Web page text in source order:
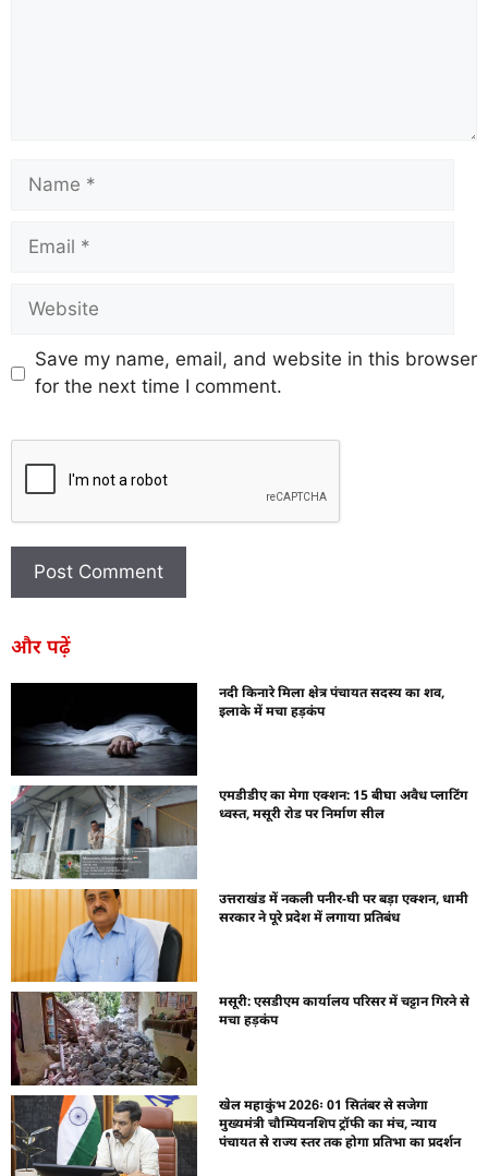
Save my name, email, and website in this browser
for the next time I comment.
और पढ़ें
नदी किनारे मिला क्षेत्र पंचायत सदस्य का शव,
इलाके में मचा हड़कंप
एमडीडीए का मेगा एक्शन: 15 बीघा अवैध प्लाटिंग
ध्वस्त, मसूरी रोड पर निर्माण सील
उत्तराखंड में नकली पनीर-घी पर बड़ा एक्शन, धामी
सरकार ने पूरे प्रदेश में लगाया प्रतिबंध
मसूरी: एसडीएम कार्यालय परिसर में चट्टान गिरने से
मचा हड़कंप
खेल महाकुंभ 2026ः 01 सितंबर से सजेगा
मुख्यमंत्री चौम्पियनशिप ट्रॉफी का मंच, न्याय
पंचायत से राज्य स्तर तक होगा प्रतिभा का प्रदर्शन